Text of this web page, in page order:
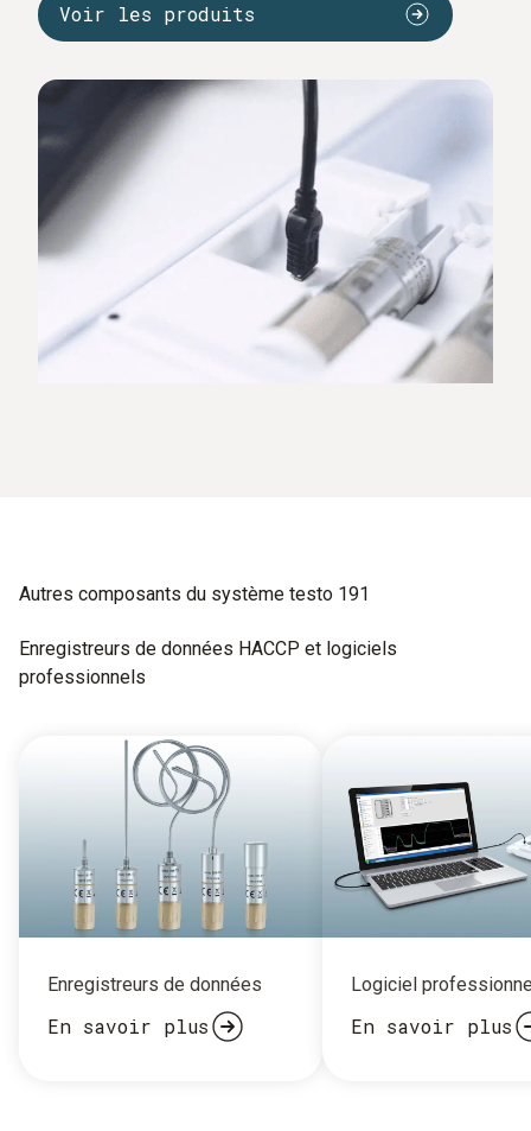
Voir les produits
Autres composants du système testo 191
Enregistreurs de données HACCP et logiciels
professionnels
Enregistreurs de données
En savoir plus
Logiciel
En savoir plus